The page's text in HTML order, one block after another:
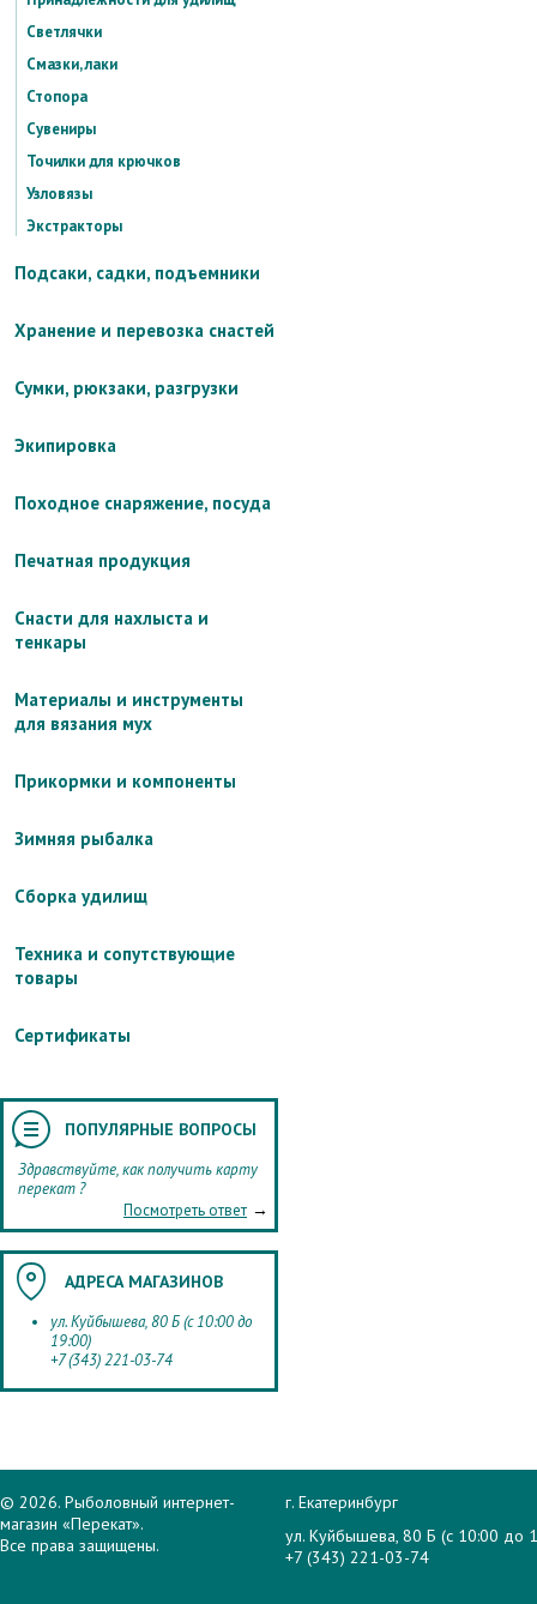
Светлячки
Смазки, лаки
Стопора
Сувениры
Точилки для крючков
Узловязы
Экстракторы
Подсаки, садки, подъемники
Хранение и перевозка снастей
Сумки, рюкзаки, разгрузки
Экипировка
Походное снаряжение, посуда
Печатная продукция
Снасти для нахлыста и
тенкары
Материалы и инструменты
для вязания мух
Прикормки и компоненты
Зимняя рыбалка
Сборка удилищ
Техника и сопутствующие
товары
Сертификаты
ПОПУЛЯРНЫЕ ВОПРОСЫ
Здравствуйте, как получить карту
перекат ?
Посмотреть ответ →
АДРЕСА МАГАЗИНОВ
ул. Куйбышева, 80 Б (с 10:00 до
19:00)
+7 (343) 221-03-74
© 2026. Рыболовный интернет-
магазин «Перекат».
Все права защищены.
г. Екатеринбург
ул. Куйбышева, 80 Б (с 10:00 до
+7 (343) 221-03-74